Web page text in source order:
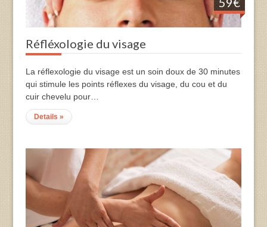
Réfléxologie du visage
La réflexologie du visage est un soin doux de 30 minutes
qui stimule les points réflexes du visage, du cou et du
cuir chevelu pour…
Details »